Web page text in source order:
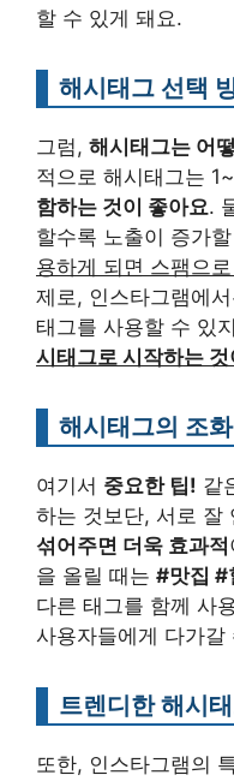
할 수 있게 돼요.
해시태그 선택
그럼, 해시태그는 어
적으로 해시태그는
함하는 것이 좋아요.
할수록 노출이 증가
용하게 되면 스팸으
제로, 인스타그램에
태그를 사용할 수 있
시태그로 시작하는
해시태그의 조화
여기서 중요한 팁! 같
하는 것보단, 서로 잘
섞어주면 더욱 효과적
을 올릴 때는 #맛집 #
다른 태그를 함께 사
사용자들에게 다가
트렌디한 해시
또한, 인스타그램의